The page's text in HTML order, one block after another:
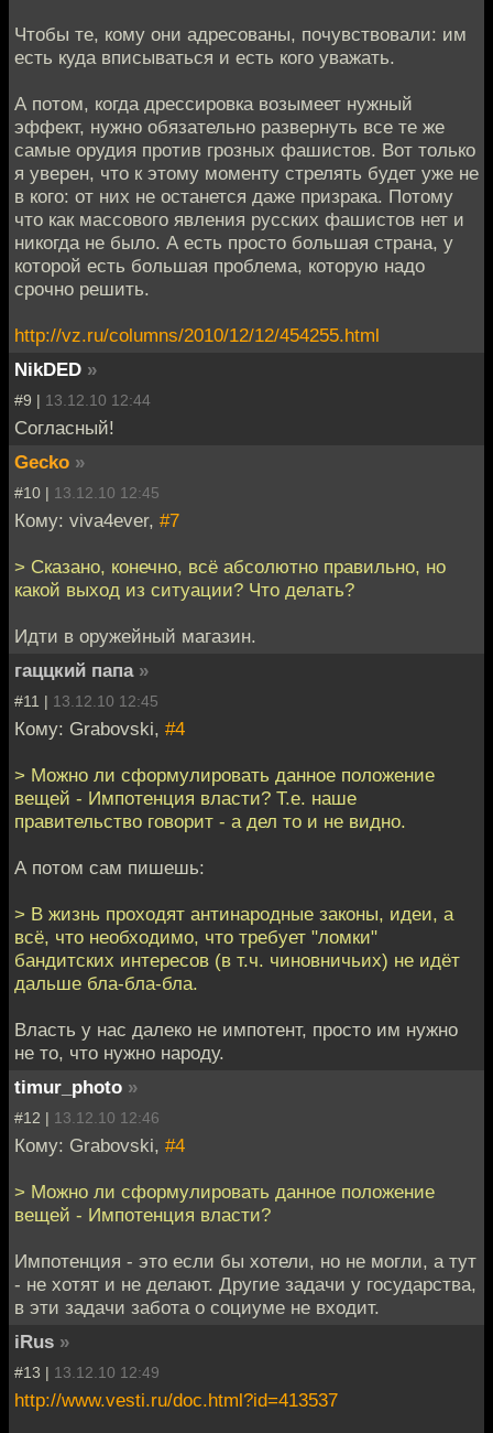
Чтобы те, кому они адресованы, почувствовали: им
есть куда вписываться и есть кого уважать.
А потом, когда дрессировка возымеет нужный
эффект, нужно обязательно развернуть все те же
самые орудия против грозных фашистов. Вот только
я уверен, что к этому моменту стрелять будет уже не
в кого: от них не останется даже призрака. Потому
что как массового явления русских фашистов нет и
никогда не было. А есть просто большая страна, у
которой есть большая проблема, которую надо
срочно решить.
http://vz.ru/columns/2010/12/12/454255.html
NikDED »
#9 | 13.12.10 12:44
Согласный!
Gecko »
#10 | 13.12.10 12:45
Кому: viva4ever, #7
> Сказано, конечно, всё абсолютно правильно, но
какой выход из ситуации? Что делать?
Идти в оружейный магазин.
гаццкий папа »
#11 | 13.12.10 12:45
Кому: Grabovski, #4
> Можно ли сформулировать данное положение
вещей - Импотенция власти? Т.е. наше
правительство говорит - а дел то и не видно.
А потом сам пишешь:
> В жизнь проходят антинародные законы, идеи, а
всё, что необходимо, что требует "ломки"
бандитских интересов (в т.ч. чиновничьих) не идёт
дальше бла-бла-бла.
Власть у нас далеко не импотент, просто им нужно
не то, что нужно народу.
timur_photo »
#12 | 13.12.10 12:46
Кому: Grabovski, #4
> Можно ли сформулировать данное положение
вещей - Импотенция власти?
Импотенция - это если бы хотели, но не могли, а тут
- не хотят и не делают. Другие задачи у государства,
в эти задачи забота о социуме не входит.
iRus »
#13 | 13.12.10 12:49
http://www.vesti.ru/doc.html?id=413537